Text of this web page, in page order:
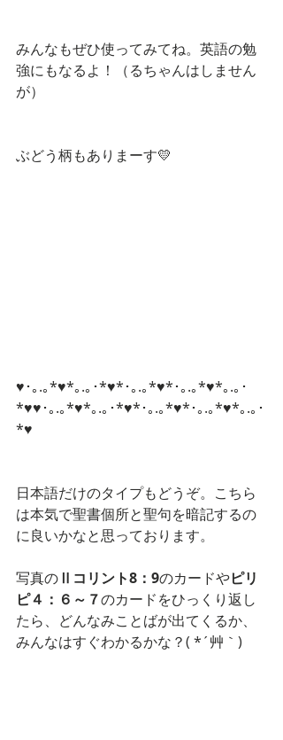
みんなもぜひ使ってみてね。英語の勉
強にもなるよ！（るちゃんはしません
が）
ぶどう柄もありまーす💛
♥･｡.｡*♥*｡.｡･*♥*･｡.｡*♥*･｡.｡*♥*｡.｡･
*♥♥･｡.｡*♥*｡.｡･*♥*･｡.｡*♥*･｡.｡*♥*｡.｡･
*♥
日本語だけのタイプもどうぞ。こちら
は本気で聖書個所と聖句を暗記するの
に良いかなと思っております。
写真の Ⅱコリント8：9のカードやピリ
ピ４：６～７のカードをひっくり返し
たら、どんなみことばが出てくるか、
みんなはすぐわかるかな？( *´艸｀)